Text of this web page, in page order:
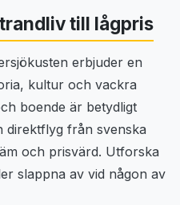
till lågpris
erbjuder en
kultur och vackra
boende är betydligt
direktflyg från svenska
och prisvärd. Utforska
slappna av vid någon av